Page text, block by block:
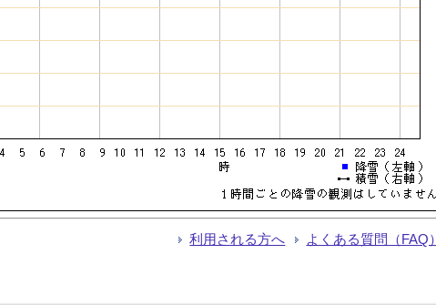
利用される方へ よくある質問（FAQ）